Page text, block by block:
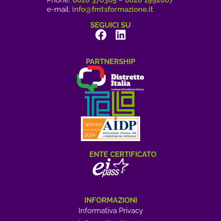
e-mail: info@fmtsformazione.it
SEGUICI SU
PARTNERSHIP
ENTE CERTIFICATO
INFORMAZIONI
Informativa Privacy